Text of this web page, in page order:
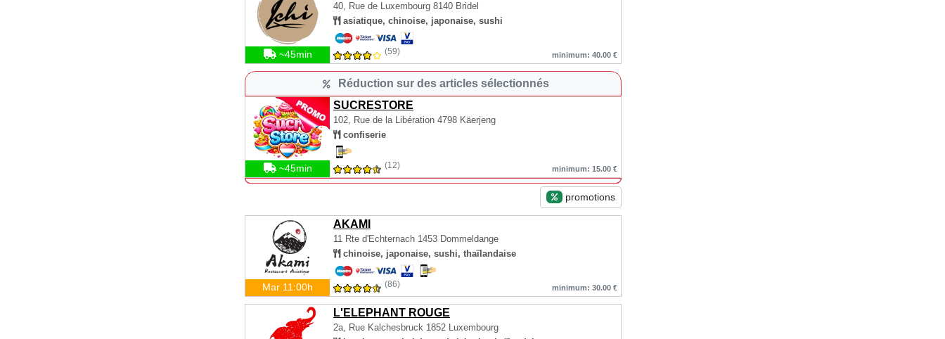
40, Rue de Luxembourg 8140 Bridel
asiatique, chinoise, japonaise, sushi
~45min (59) minimum: 40.00 €
Réduction sur des articles sélectionnés
SUCRESTORE
102, Rue de la Libération 4798 Käerjeng
confiserie
~45min (12) minimum: 15.00 €
promotions
AKAMI
11 Rte d'Echternach 1453 Dommeldange
chinoise, japonaise, sushi, thaïlandaise
Mar 11:00h (86) minimum: 30.00 €
L'ELEPHANT ROUGE
2a, Rue Kalchesbruck 1852 Luxembourg